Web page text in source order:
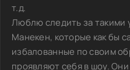
т.д.
Люблю следить за такими
Манекен, которые как бы
избалованные по своим
проявляют себя в шоу.